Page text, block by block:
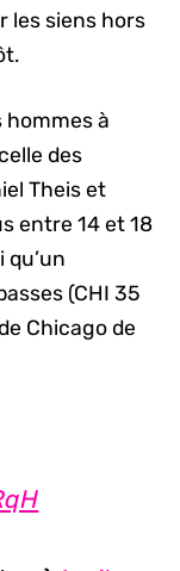
les siens hors
hommes à
des
Theis et
entre 14 et 18
qu’un
(CHI 35
Chicago de